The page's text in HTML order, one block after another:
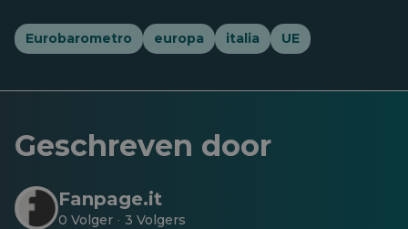
Eurobarometro europa italia UE
Geschreven door
Fanpage.it
0 Volger · 3 Volgers